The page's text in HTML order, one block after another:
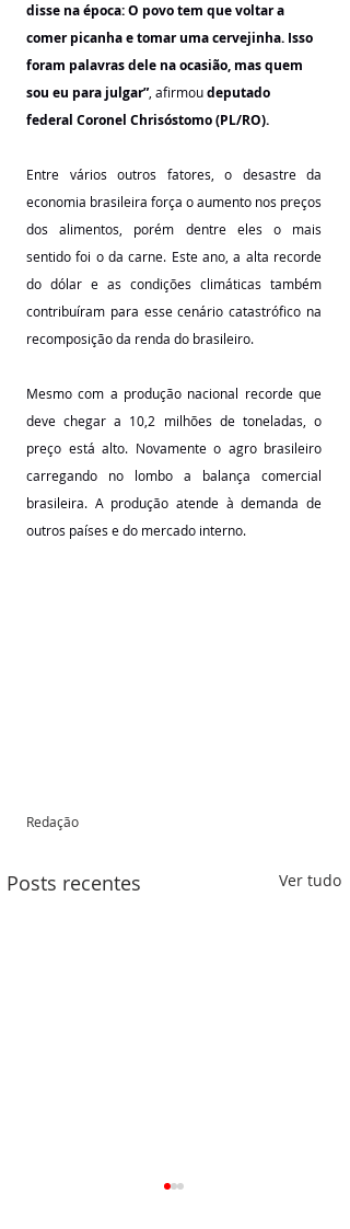
disse na época: O povo tem que voltar a
comer picanha e tomar uma cervejinha. Isso
foram palavras dele na ocasião, mas quem
sou eu para julgar” , afirmou deputado
federal Coronel Chrisóstomo (PL/RO).
Entre vários outros fatores, o desastre da
economia brasileira força o aumento nos preços
dos alimentos, porém dentre eles o mais
sentido foi o da carne. Este ano, a alta recorde
do dólar e as condições climáticas também
contribuíram para esse cenário catastrófico na
recomposição da renda do brasileiro.
Mesmo com a produção nacional recorde que
deve chegar a 10,2 milhões de toneladas, o
preço está alto. Novamente o agro brasileiro
carregando no lombo a balança comercial
brasileira. A produção atende à demanda de
outros países e do mercado interno.
Redação
Posts recentes Ver tudo